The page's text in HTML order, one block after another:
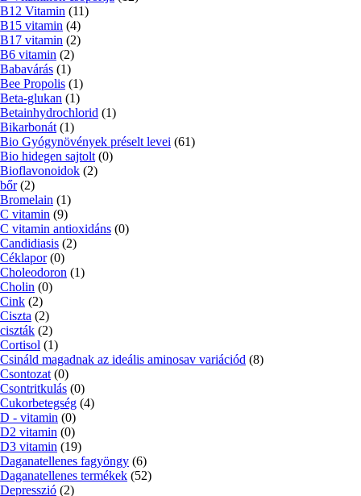
B12 Vitamin (11)
B15 vitamin (4)
B17 vitamin (2)
B6 vitamin (2)
Babavárás (1)
Bee Propolis (1)
Beta-glukan (1)
Betainhydrochlorid (1)
Bikarbonát (1)
Bio Gyógynövények préselt levei (61)
Bio hidegen sajtolt (0)
Bioflavonoidok (2)
bőr (2)
Bromelain (1)
C vitamin (9)
C vitamin antioxidáns (0)
Candidiasis (2)
Céklapor (0)
Choleodoron (1)
Cholin (0)
Cink (2)
Ciszta (2)
ciszták (2)
Cortisol (1)
Csináld magadnak az ideális aminosav variációd (8)
Csontozat (0)
Csontritkulás (0)
Cukorbetegség (4)
D - vitamin (0)
D2 vitamin (0)
D3 vitamin (19)
Daganatellenes fagyöngy (6)
Daganatellenes termékek (52)
Depresszió (2)